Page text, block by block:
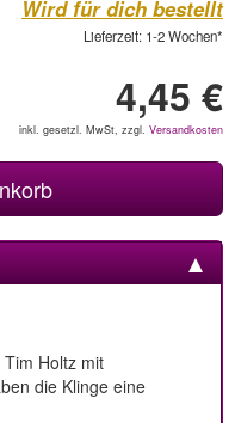
Wird für dich bestellt
Lieferzeit: 1-2 Wochen*
4,45 €
inkl. gesetzl. MwSt, zzgl. Versandkosten
Holtz mit
die Klinge eine